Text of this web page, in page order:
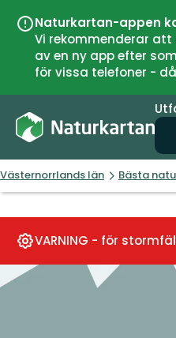
Naturkartan-appen
Vi rekommenderar
av en ny app efter
för vissa telefoner -
Västernorrlands län Bästa
VARNING - för